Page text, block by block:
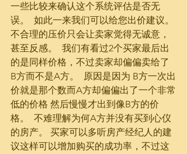
一些比较来确认这个系统评估是否无
误。  如此一来我们可以给您出价建议。
不合理的压价只会让卖家觉得无诚意，
甚至反感。  我们有看过2个买家最后出
的是同样价格，不过卖家却偏偏卖给了
B方而不是A方。  原因是因为 B方一次出
价就是那个数而A方却偏偏出了一个非常
低的价格 然后慢慢才出到像B方的价
格。  不难理解为何A方并没有买到心仪
的房产。 买家可以多听房产经纪人的建
议这样可以增加购买的成功率，不过这